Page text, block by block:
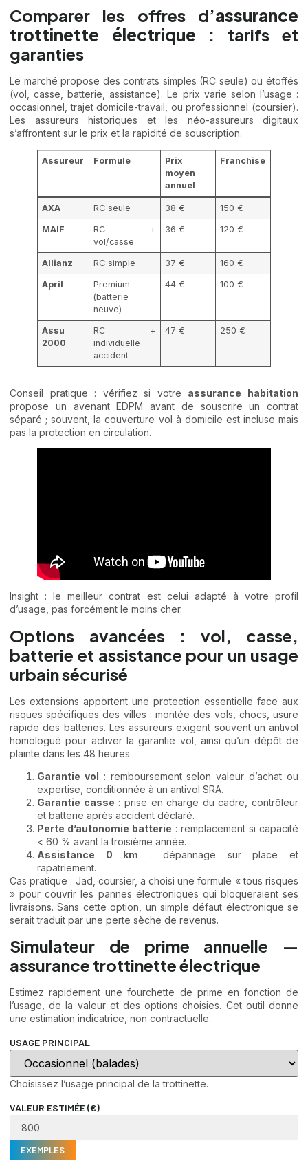
Comparer les offres d’assurance
trottinette électrique : tarifs et
garanties
Le marché propose des contrats simples (RC seule) ou étoffés
(vol, casse, batterie, assistance). Le prix varie selon l’usage :
occasionnel, trajet domicile-travail, ou professionnel (coursier).
Les assureurs historiques et les néo-assureurs digitaux
s’affrontent sur le prix et la rapidité de souscription.
Assureur Formule
Prix
moyen
annuel
Franchise
AXA RC seule 38 € 150 €
MAIF
RC +
vol/casse
36 € 120 €
Allianz RC simple 37 € 160 €
April
Premium
(batterie
neuve)
44 € 100 €
Assu
2000
RC +
individuelle
accident
47 € 250 €
Conseil pratique : vérifiez si votre assurance habitation
propose un avenant EDPM avant de souscrire un contrat
séparé ; souvent, la couverture vol à domicile est incluse mais
pas la protection en circulation.
Insight : le meilleur contrat est celui adapté à votre profil
d’usage, pas forcément le moins cher.
Options avancées : vol, casse,
batterie et assistance pour un usage
urbain sécurisé
Les extensions apportent une protection essentielle face aux
risques spécifiques des villes : montée des vols, chocs, usure
rapide des batteries. Les assureurs exigent souvent un antivol
homologué pour activer la garantie vol, ainsi qu’un dépôt de
plainte dans les 48 heures.
Garantie vol : remboursement selon valeur d’achat ou
expertise, conditionnée à un antivol SRA.
Garantie casse : prise en charge du cadre, contrôleur
et batterie après accident déclaré.
Perte d’autonomie batterie : remplacement si capacité
< 60 % avant la troisième année.
Assistance 0 km : dépannage sur place et
rapatriement.
Cas pratique : Jad, coursier, a choisi une formule « tous risques
» pour couvrir les pannes électroniques qui bloqueraient ses
livraisons. Sans cette option, un simple défaut électronique se
serait traduit par une perte sèche de revenus.
Simulateur de prime annuelle —
assurance trottinette électrique
Estimez rapidement une fourchette de prime en fonction de
l’usage, de la valeur et des options choisies. Cet outil donne
une estimation indicatrice, non contractuelle.
USAGE PRINCIPAL
Choisissez l’usage principal de la trottinette.
VALEUR ESTIMÉE (€)
EXEMPLES